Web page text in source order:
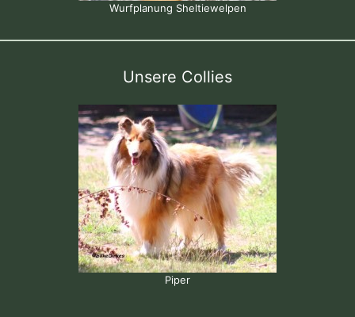
Wurfplanung Sheltiewelpen
Unsere Collies
Piper